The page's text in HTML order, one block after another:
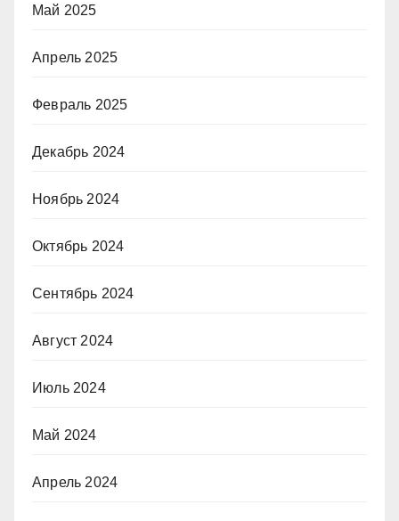
Май 2025
Апрель 2025
Февраль 2025
Декабрь 2024
Ноябрь 2024
Октябрь 2024
Сентябрь 2024
Август 2024
Июль 2024
Май 2024
Апрель 2024